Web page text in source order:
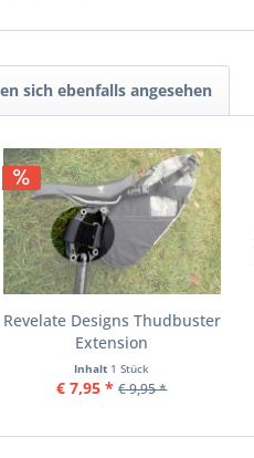
sich ebenfalls angesehen
Revelate Designs Thudbuster
Extension
Inhalt 1 Stück
€ 7,95 * € 9,95 *